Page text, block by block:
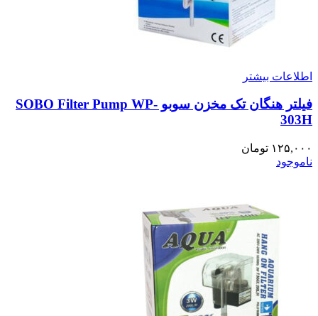
اطلاعات بیشتر
فیلتر هنگان تک مخزن سوبو SOBO Filter Pump WP-
303H
۱۲۵,۰۰۰ تومان
ناموجود